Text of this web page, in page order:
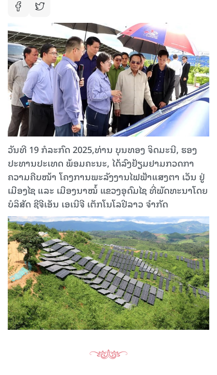
ວັນທີ 19 ກໍລະກົດ 2025,ທ່ານ ບຸນທອງ ຈິດມະນີ, ຮອງ
ປະທານປະເທດ ພ້ອມຄະນະ, ໄດ້ລົງຢ້ຽມຢາມກວດກາ
ຄວາມຄືບໜ້າ ໂຄງການພະລັງງານໄຟຟ້າແສງຕາ ເວັນ ຢູ່
ເມືອງໄຊ ແລະ ເມືອງນາໝໍ້ ແຂວງອຸດົມໄຊ ທີ່ພັດທະນາໂດຍ
ບໍລິສັດ ຊີຈີເອັນ ເອເນີຈີ ເຕັກໂນໂລຢີລາວ ຈຳກັດ